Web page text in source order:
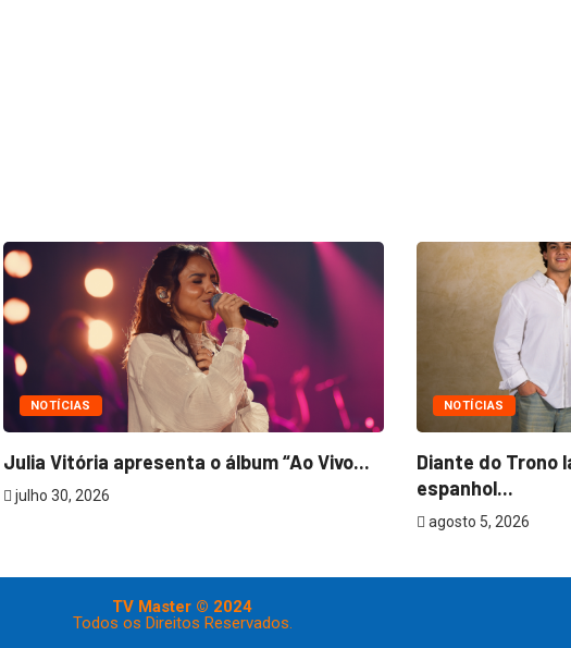
NOTÍCIAS
Julia Vitória apresenta o álbum “Ao Vivo...
julho 30, 2026
NOTÍCIAS
Diante do Trono
espanhol...
agosto 5, 2026
TV Master © 2024
Todos os Direitos Reservados.